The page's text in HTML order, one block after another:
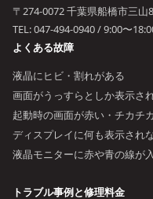
〒274-0072 千葉県船橋市三山
TEL:047-494-0940/ 9:00〜
よくある故障
液晶にヒビ・割れがある
画面がうっすらとしか表示さ
起動時の画面が赤い・チカチ
ディスプレイに何も表示され
液晶モニターに赤や青の線が
トラブル事例と修理料金